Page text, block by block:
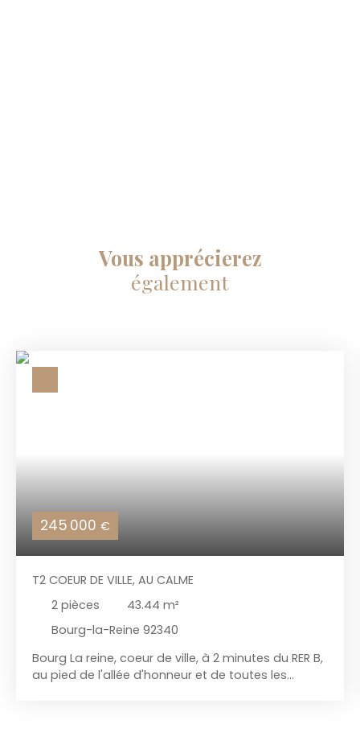
Vous apprécierez
également
245 000 €
T2 COEUR DE VILLE, AU CALME
2 pièces 43.44 m²
Bourg-la-Reine 92340
Bourg La reine, coeur de ville, à 2 minutes du RER B,
au pied de l'allée d'honneur et de toutes les